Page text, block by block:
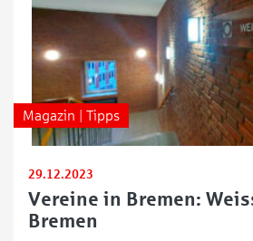
Magazin | Tipps
29.12.2023
Vereine in Bremen:
Bremen